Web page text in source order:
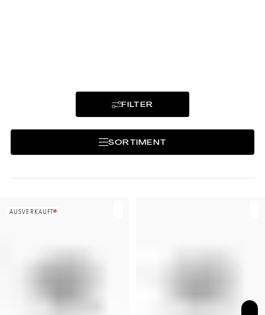
FILTER
SORTIMENT
AUSVERKAUFT